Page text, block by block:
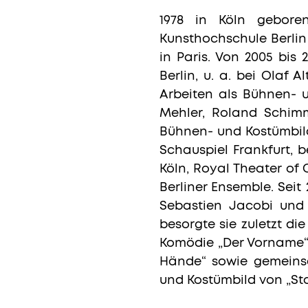
1978 in Köln
Kunsthochschule
in Paris. Von 2005 bis
Berlin, u. a. bei Olaf
Arbeiten als Bühnen-
Mehler, Roland
Bühnen- und
Schauspiel Frankfurt,
Köln, Royal Theater of
Berliner Ensemble.
Sebastien Jacobi
besorgte sie zuletzt
Komödie „Der
Hände“ sowie
und Kostümbild von